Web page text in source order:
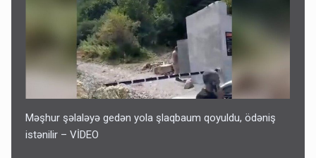
Məşhur şəlaləyə gedən yola şlaqbaum qoyuldu, ödəniş
istənilir – VİDEO